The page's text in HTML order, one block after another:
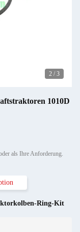
2 / 3
1010D
als Ihre Anforderung.
Ring-Kit